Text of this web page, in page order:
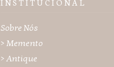
I N S T I T U C I O N A L
Sobre Nós
> Memento
> Antique